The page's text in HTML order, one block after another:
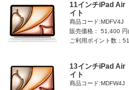
11インチiPad Air
イト
商品コード:MDFV4J
販売価格： 51,400 円
ご利用ポイント数：
13インチiPad Air
イト
商品コード:MDFW4J